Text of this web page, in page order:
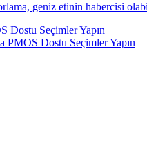
geniz etinin habercisi
PMOS Dostu Seçimler Yapın